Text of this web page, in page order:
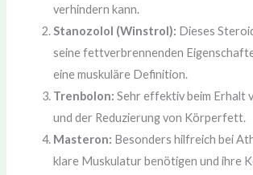
verhindern kann.
Stanozolol (Winstrol): Dieses
seine fettverbrennenden
eine muskuläre Definition.
Trenbolon: Sehr effektiv beim Erhalt
und der Reduzierung von Körperfett.
Masteron: Besonders hilfreich bei
klare Muskulatur benötigen und ihre